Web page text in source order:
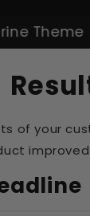
Theme
of your